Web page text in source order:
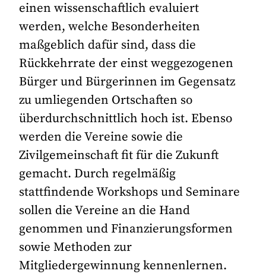
einen wissenschaftlich evaluiert
werden, welche Besonderheiten
maßgeblich dafür sind, dass die
Rückkehrrate der einst weggezogenen
Bürger und Bürgerinnen im Gegensatz
zu umliegenden Ortschaften so
überdurchschnittlich hoch ist. Ebenso
werden die Vereine sowie die
Zivilgemeinschaft fit für die Zukunft
gemacht. Durch regelmäßig
stattfindende Workshops und Seminare
sollen die Vereine an die Hand
genommen und Finanzierungsformen
sowie Methoden zur
Mitgliedergewinnung kennenlernen.